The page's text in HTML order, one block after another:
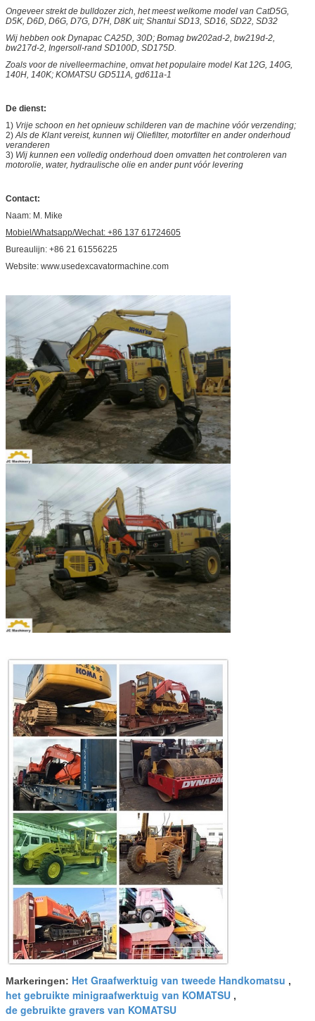
Ongeveer strekt de bulldozer zich, het meest welkome model van CatD5G,
D5K, D6D, D6G, D7G, D7H, D8K uit; Shantui SD13, SD16, SD22, SD32
Wij hebben ook Dynapac CA25D, 30D; Bomag bw202ad-2, bw219d-2,
bw217d-2, Ingersoll-rand SD100D, SD175D.
Zoals voor de nivelleermachine, omvat het populaire model Kat 12G, 140G,
140H, 140K; KOMATSU GD511A, gd611a-1
De dienst:
1) Vrije schoon en het opnieuw schilderen van de machine vóór verzending;
2)Als de Klant vereist, kunnen wij Oliefilter, motorfilter en ander onderhoud
veranderen
3) Wij kunnen een volledig onderhoud doen omvatten het controleren van
motorolie, water, hydraulische olie en ander punt vóór levering
Contact:
Naam: M. Mike
Mobiel/Whatsapp/Wechat: +86 137 61724605
Bureaulijn: +86 21 61556225
Website: www.usedexcavatormachine.com
Markeringen: Het Graafwerktuig van tweede Handkomatsu ,
het gebruikte minigraafwerktuig van KOMATSU ,
de gebruikte gravers van KOMATSU